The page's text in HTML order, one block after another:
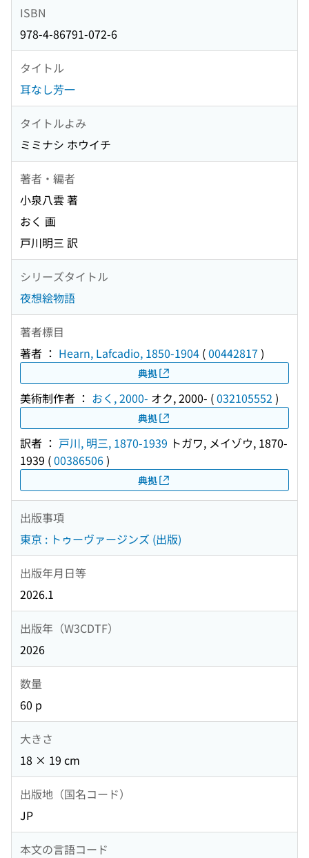
ISBN
978-4-86791-072-6
タイトル
耳なし芳一
タイトルよみ
ミミナシ ホウイチ
著者・編者
小泉八雲 著
おく 画
戸川明三 訳
シリーズタイトル
夜想絵物語
著者標目
著者 ： Hearn, Lafcadio, 1850-1904 (00442817 )
典拠
美術制作者 ： おく, 2000- オク, 2000- (032105552 )
典拠
訳者 ： 戸川, 明三, 1870-1939 トガワ, メイゾウ, 1870-
1939 (00386506)
典拠
出版事項
東京 : トゥーヴァージンズ (出版)
出版年月日等
2026.1
出版年（W3CDTF）
2026
数量
60 p
大きさ
18 × 19 cm
出版地（国名コード）
JP
本文の言語コード